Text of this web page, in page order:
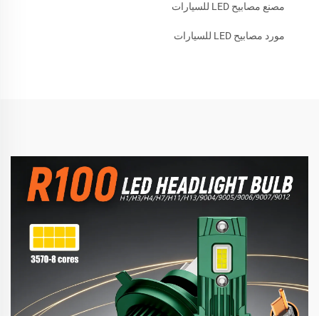
مصنع مصابيح LED للسيارات
مورد مصابيح LED للسيارات